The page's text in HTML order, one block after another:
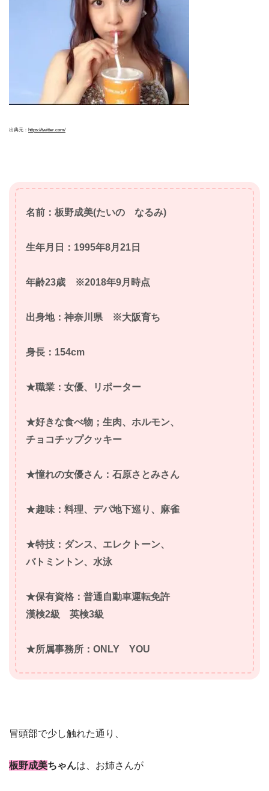
出典元： https://twitter.com/
名前：板野成美(たいの なるみ)
生年月日：1995年8月21日
年齢23歳 ※2018年9月時点
出身地：神奈川県 ※大阪育ち
身長：154cm
★職業：女優、リポーター
★好きな食べ物；生肉、ホルモン、
チョコチップクッキー
★憧れの女優さん：石原さとみさん
★趣味：料理、デパ地下巡り、麻雀
★特技：ダンス、エレクトーン、
バトミントン、水泳
★保有資格：普通自動車運転免許
漢検2級 英検3級
★所属事務所：ONLY YOU
冒頭部で少し触れた通り、
板野成美ちゃんは、お姉さんが